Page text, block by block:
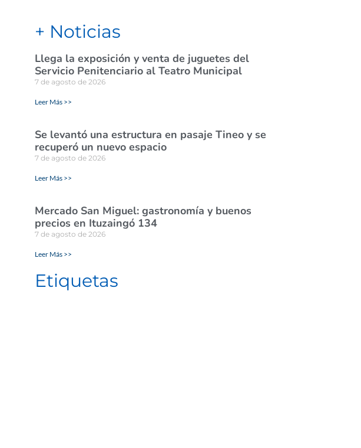
+ Noticias
Llega la exposición y venta de juguetes del
Servicio Penitenciario al Teatro Municipal
7 de agosto de 2026
Leer Más >>
Se levantó una estructura en pasaje Tineo y se
recuperó un nuevo espacio
7 de agosto de 2026
Leer Más >>
Mercado San Miguel: gastronomía y buenos
precios en Ituzaingó 134
7 de agosto de 2026
Leer Más >>
Etiquetas